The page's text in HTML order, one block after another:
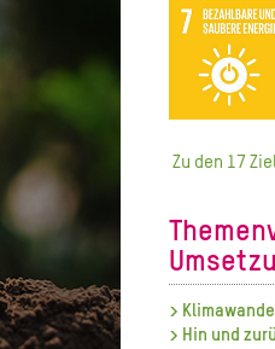
Zu den 17
>
> Hin und